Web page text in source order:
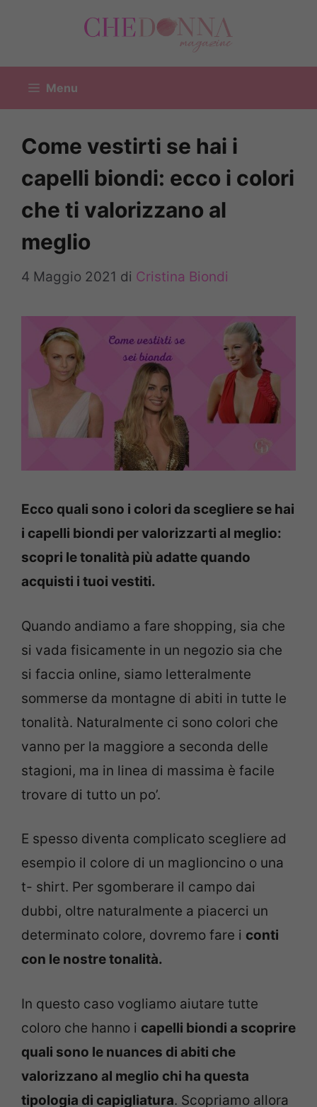
Menu
Come vestirti se hai i
capelli biondi: ecco i colori
che ti valorizzano al
meglio
4 Maggio 2021 di Cristina Biondi
Ecco quali sono i colori da scegliere se hai
i capelli biondi per valorizzarti al meglio:
scopri le tonalità più adatte quando
acquisti i tuoi vestiti.
Quando andiamo a fare shopping, sia che
si vada fisicamente in un negozio sia che
si faccia online, siamo letteralmente
sommerse da montagne di abiti in tutte le
tonalità. Naturalmente ci sono colori che
vanno per la maggiore a seconda delle
stagioni, ma in linea di massima è facile
trovare di tutto un po’.
E spesso diventa complicato scegliere ad
esempio il colore di un maglioncino o una
t- shirt. Per sgomberare il campo dai
dubbi, oltre naturalmente a piacerci un
determinato colore, dovremo fare i conti
con le nostre tonalità.
In questo caso vogliamo aiutare tutte
coloro che hanno i capelli biondi a scoprire
quali sono le nuances di abiti che
valorizzano al meglio chi ha questa
tipologia di capigliatura. Scopriamo allora